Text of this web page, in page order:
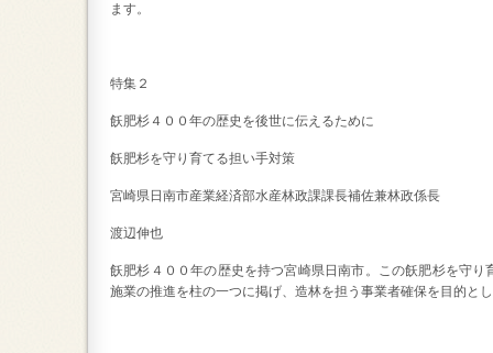
ます。
特集２
飫肥杉４００年の歴史を後世に伝えるために
飫肥杉を守り育てる担い手対策
宮崎県日南市産業経済部水産林政課課長補佐兼林政係長
渡辺伸也
飫肥杉４００年の歴史を持つ宮崎県日南市。この飫肥杉を守
施業の推進を柱の一つに掲げ、造林を担う事業者確保を目的と